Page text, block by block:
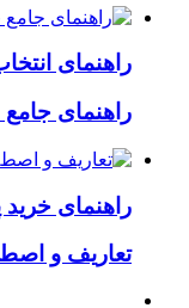
راهنمای
راهنمای جامع
راهنمای خرید
تعاریف و